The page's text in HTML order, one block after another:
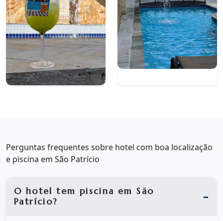
Perguntas frequentes sobre hotel com boa localização
e piscina em São Patrício
O hotel tem piscina em São
Patrício?